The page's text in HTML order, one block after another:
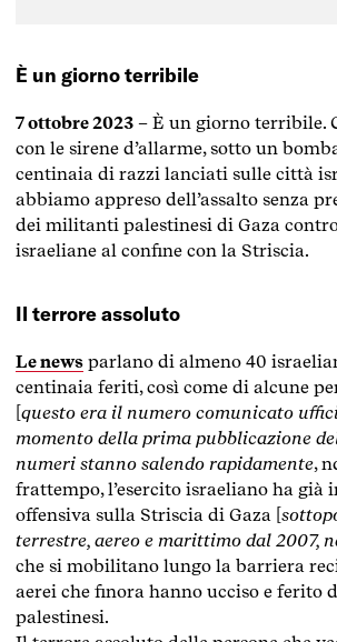
È un giorno terribile
7 ottobre 2023 – È un giorno terribile.
con le sirene d’allarme, sotto un
centinaia di razzi lanciati sulle città
abbiamo appreso dell’assalto senza
dei militanti palestinesi di Gaza
israeliane al confine con la Striscia.
Il terrore assoluto
Le news parlano di almeno 40
centinaia feriti, così come di alcune
questo era il numero comunicato
momento della prima pubblicazione
numeri stanno salendo rapidamente,
frattempo, l’esercito israeliano ha
offensiva sulla Striscia di Gaza [
terrestre, aereo e marittimo dal 2007,
che si mobilitano lungo la barriera
aerei che finora hanno ucciso e ferito
palestinesi.